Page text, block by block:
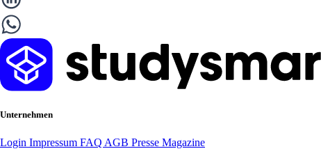
Unternehmen
Login Impressum FAQ AGB Presse Magazine